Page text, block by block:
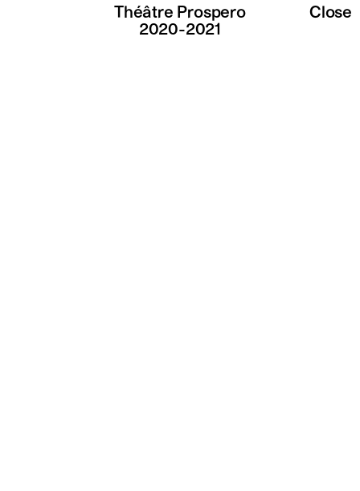
Théâtre Prospero
2020-2021
Close